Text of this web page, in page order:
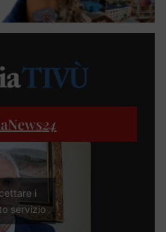
24
i
servizio